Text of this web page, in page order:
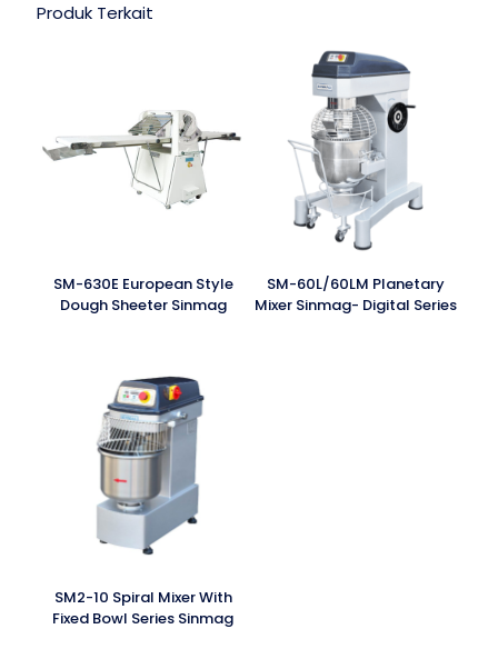
Produk Terkait
SM-630E European Style
Dough Sheeter Sinmag
SM-60L/60LM Planetary
Mixer Sinmag- Digital Series
SM2-10 Spiral Mixer With
Fixed Bowl Series Sinmag